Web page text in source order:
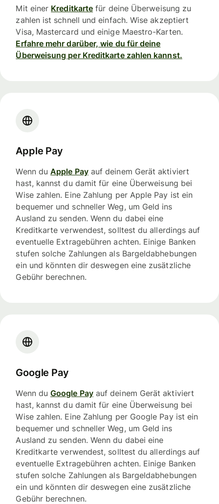
Mit einer Kreditkarte für deine Überweisung zu
zahlen ist schnell und einfach. Wise akzeptiert
Visa, Mastercard und einige Maestro-Karten.
Erfahre mehr darüber, wie du für deine
Überweisung per Kreditkarte zahlen kannst.
Apple Pay
Wenn duApple Payauf deinem Gerät aktiviert
hast, kannst du damit für eine Überweisung bei
Wise zahlen. Eine Zahlung per Apple Pay ist ein
bequemer und schneller Weg, um Geld ins
Ausland zu senden. Wenn du dabei eine
Kreditkarte verwendest, solltest du allerdings auf
eventuelle Extragebühren achten. Einige Banken
stufen solche Zahlungen als Bargeldabhebungen
ein und könnten dir deswegen eine zusätzliche
Gebühr berechnen.
Google Pay
Wenn duGoogle Payauf deinem Gerät aktiviert
hast, kannst du damit für eine Überweisung bei
Wise zahlen. Eine Zahlung per Google Pay ist ein
bequemer und schneller Weg, um Geld ins
Ausland zu senden. Wenn du dabei eine
Kreditkarte verwendest, solltest du allerdings auf
eventuelle Extragebühren achten. Einige Banken
stufen solche Zahlungen als Bargeldabhebungen
ein und könnten dir deswegen eine zusätzliche
Gebühr berechnen.